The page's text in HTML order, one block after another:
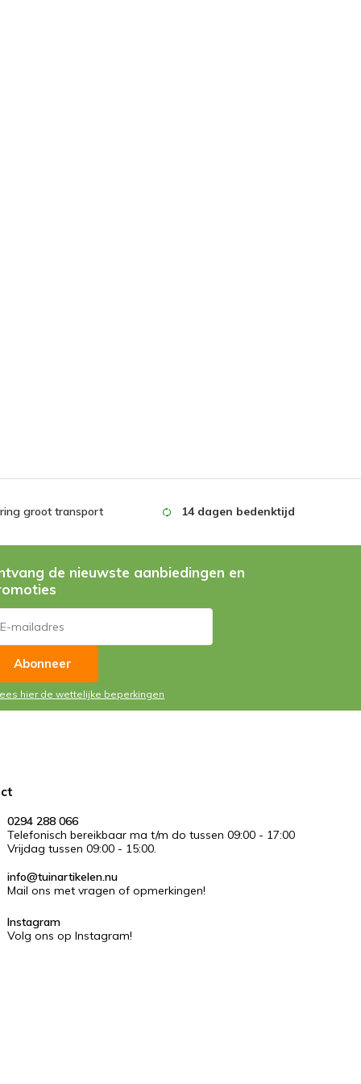
groot transport 14 dagen bedenktijd
de nieuwste aanbiedingen en
Abonneer
hier de wettelijke beperkingen
0294 288 066
Telefonisch bereikbaar ma t/m do tussen 09:00 - 17:00
Vrijdag tussen 09:00 - 15:00.
info@tuinartikelen.nu
Mail ons met vragen of opmerkingen!
Instagram
Volg ons op Instagram!